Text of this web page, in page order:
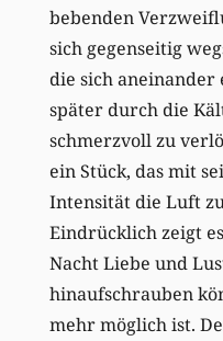
bebenden
sich gegenseitig
die sich aneinander
später durch die
schmerzvoll zu
ein Stück, das mit
Intensität die Luft
Eindrücklich zeigt
Nacht Liebe und
hinaufschrauben
mehr möglich ist.